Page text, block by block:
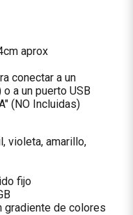
aprox
conectar a un
a un puerto USB
(NO Incluidas)
violeta, amarillo,
fijo
de colores